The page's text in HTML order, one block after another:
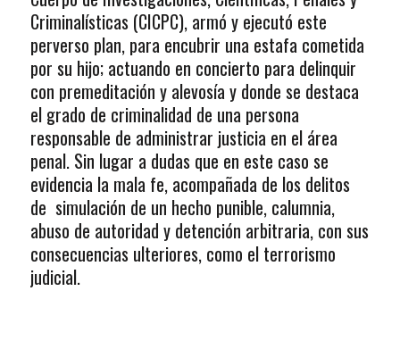
Criminalísticas (CICPC), armó y ejecutó este
perverso plan, para encubrir una estafa cometida
por su hijo; actuando en concierto para delinquir
con premeditación y alevosía y donde se destaca
el grado de criminalidad de una persona
responsable de administrar justicia en el área
penal. Sin lugar a dudas que en este caso se
evidencia la mala fe, acompañada de los delitos
de simulación de un hecho punible, calumnia,
abuso de autoridad y detención arbitraria, con sus
consecuencias ulteriores, como el terrorismo
judicial.